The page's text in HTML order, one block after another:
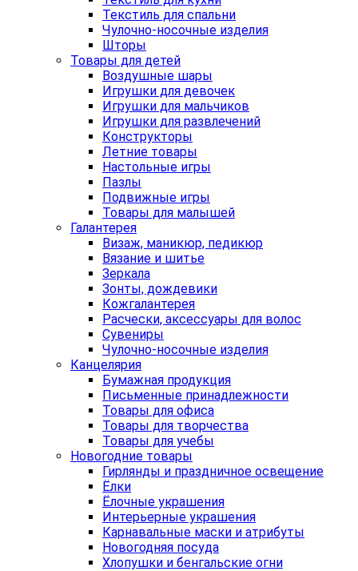
Текстиль для спальни
Чулочно-носочные изделия
Шторы
Товары для детей
Воздушные шары
Игрушки для девочек
Игрушки для мальчиков
Игрушки для развлечений
Конструкторы
Летние товары
Настольные игры
Пазлы
Подвижные игры
Товары для малышей
Галантерея
Визаж, маникюр, педикюр
Вязание и шитье
Зеркала
Зонты, дождевики
Кожгалантерея
Расчески, аксессуары для волос
Сувениры
Чулочно-носочные изделия
Канцелярия
Бумажная продукция
Письменные принадлежности
Товары для офиса
Товары для творчества
Товары для учебы
Новогодние товары
Гирлянды и праздничное освещение
Ёлки
Ёлочные украшения
Интерьерные украшения
Карнавальные маски и атрибуты
Новогодняя посуда
Хлопушки и бенгальские огни